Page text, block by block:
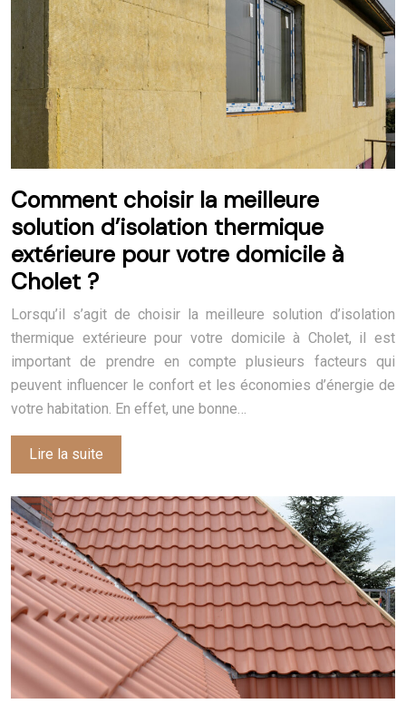
Comment choisir la meilleure
solution d’isolation thermique
extérieure pour votre domicile à
Cholet ?
Lorsqu’il s’agit de choisir la meilleure solution d’isolation
thermique extérieure pour votre domicile à Cholet, il est
important de prendre en compte plusieurs facteurs qui
peuvent influencer le confort et les économies d’énergie de
votre habitation. En effet, une bonne…
Lire la suite